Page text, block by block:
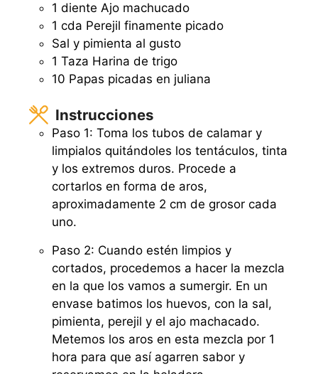
1 diente Ajo machucado
1 cda Perejil finamente picado
Sal y pimienta al gusto
1 Taza Harina de trigo
10 Papas picadas en juliana
Instrucciones
Paso 1: Toma los tubos de calamar y
limpialos quitándoles los tentáculos, tinta
y los extremos duros. Procede a
cortarlos en forma de aros,
aproximadamente 2 cm de grosor cada
uno.
Paso 2: Cuando estén limpios y
cortados, procedemos a hacer la mezcla
en la que los vamos a sumergir. En un
envase batimos los huevos, con la sal,
pimienta, perejil y el ajo machacado.
Metemos los aros en esta mezcla por 1
hora para que así agarren sabor y